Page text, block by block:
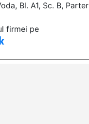
Bl. A1, Sc. B, Parter
firmei pe